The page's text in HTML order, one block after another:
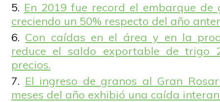
En 2019 fue record el embarque de
creciendo un 50% respecto del año
Con caídas en el área y en la
reduce el saldo exportable de trigo
precios.
El ingreso de granos al Gran
meses del año exhibió una caída